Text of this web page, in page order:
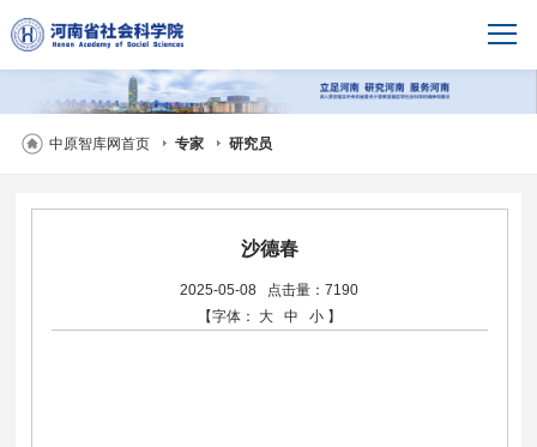
中原智库网首页 专家 研究员
沙德春
2025-05-08
点击量：7190
【字体：
大 中 小 】